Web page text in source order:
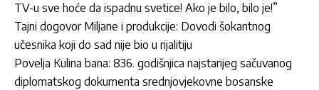
TV-u sve hoće da ispadnu svetice! Ako je bilo, bilo je!”
Tajni dogovor Miljane i produkcije: Dovodi šokantnog
učesnika koji do sad nije bio u rijalitiju
Povelja Kulina bana: 836. godišnjica najstarijeg sačuvanog
diplomatskog dokumenta srednjovjekovne bosanske